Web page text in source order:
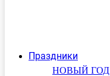
Праздники
НОВЫЙ ГОД